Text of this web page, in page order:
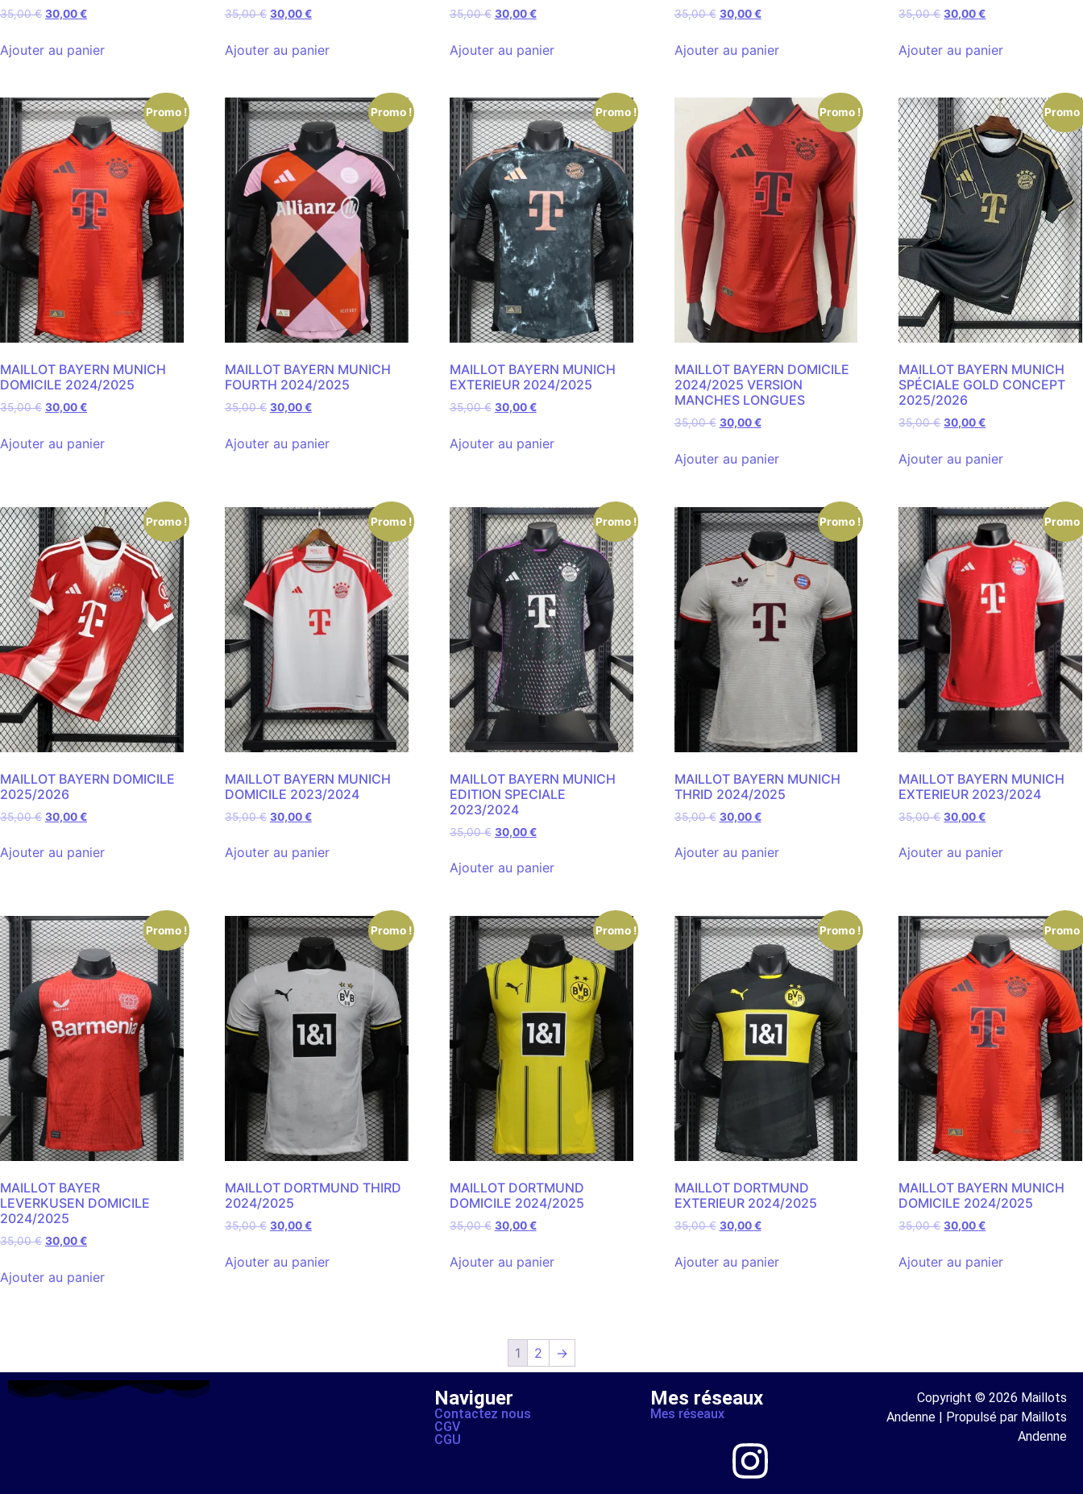
35,00€ 30,00€
Ajouter au panier
35,00€ 30,00€
Ajouter au panier
35,00€ 30,00€
Ajouter au panier
35,00€ 30,00€
Ajouter au panier
35,00€ 30,00€
Ajouter au panier
Promo !
MAILLOT BAYERN MUNICH
DOMICILE 2024/2025
35,00€ 30,00€
Ajouter au panier
Promo !
MAILLOT BAYERN MUNICH
FOURTH 2024/2025
35,00€ 30,00€
Ajouter au panier
Promo !
MAILLOT BAYERN MUNICH
EXTERIEUR 2024/2025
35,00€ 30,00€
Ajouter au panier
Promo !
MAILLOT BAYERN DOMICILE
2024/2025 VERSION
MANCHES LONGUES
35,00€ 30,00€
Ajouter au panier
Promo
MAILLOT BAYERN MUNICH
SPÉCIALE GOLD CONCEPT
2025/2026
35,00€ 30,00€
Ajouter au panier
Promo !
MAILLOT BAYERN DOMICILE
2025/2026
35,00€ 30,00€
Ajouter au panier
Promo !
MAILLOT BAYERN MUNICH
DOMICILE 2023/2024
35,00€ 30,00€
Ajouter au panier
Promo !
MAILLOT BAYERN MUNICH
EDITION SPECIALE
2023/2024
35,00€ 30,00€
Ajouter au panier
Promo !
MAILLOT BAYERN MUNICH
THRID 2024/2025
35,00€ 30,00€
Ajouter au panier
Promo
MAILLOT BAYERN MUNICH
EXTERIEUR 2023/2024
35,00€ 30,00€
Ajouter au panier
Promo !
MAILLOT BAYER
LEVERKUSEN DOMICILE
2024/2025
35,00€ 30,00€
Ajouter au panier
Promo !
MAILLOT DORTMUND THIRD
2024/2025
35,00€ 30,00€
Ajouter au panier
Promo !
MAILLOT DORTMUND
DOMICILE 2024/2025
35,00€ 30,00€
Ajouter au panier
Promo !
MAILLOT DORTMUND
EXTERIEUR 2024/2025
35,00€ 30,00€
Ajouter au panier
Promo
MAILLOT BAYERN MUNICH
DOMICILE 2024/2025
35,00€ 30,00€
Ajouter au panier
1 2 →
Naviguer
Contactez nous
CGV
CGU
Mes réseaux
Mes réseaux
Copyright © 2026 Maillots
Andenne | Propulsé par Maillots
Andenne